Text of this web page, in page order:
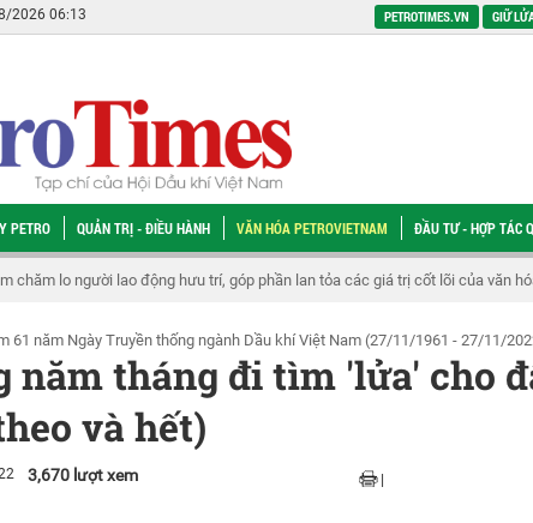
2026 06:13 PETROTIMES.VN GIỮ
PETRO QUẢN TRỊ - ĐIỀU HÀNH VĂN HÓA PETROVIETNAM ĐẦU TƯ - HỢP TÁC
thương hiệu Petrovietnam trở thành niềm tự hào của đội ngũ người lao
61 năm Ngày Truyền thống ngành Dầu khí Việt Nam (27/11/1961 - 27/11/
năm tháng đi tìm 'lửa' cho
và hết)
3,670 lượt xem |